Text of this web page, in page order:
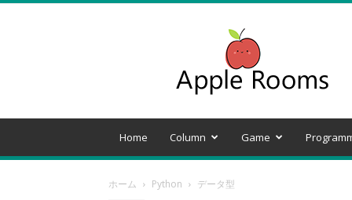
Apple
Rooms
Home Column Game
ホーム Python データ型